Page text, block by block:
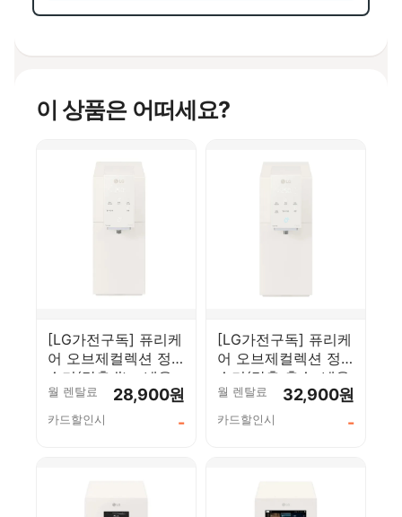
이 상품은 어떠세요?
[LG가전구독] 퓨리케
어 오브제컬렉션 정
수기(맞춤 lite, 냉온
정) WD520VCT
월 렌탈료 28,900원
카드할인시 -
[LG가전구독] 퓨리케
어 오브제컬렉션 정
수기(맞춤 출수, 냉온
정) WD523VCT
월 렌탈료 32,900원
카드할인시 -